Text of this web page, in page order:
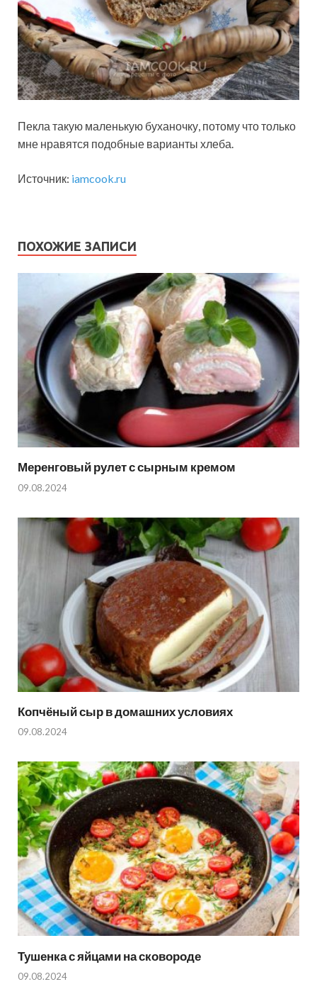
Пекла такую маленькую буханочку, потому что только
мне нравятся подобные варианты хлеба.
Источник: iamcook.ru
ПОХОЖИЕ ЗАПИСИ
Меренговый рулет с сырным кремом
09.08.2024
Копчёный сыр в домашних условиях
09.08.2024
Тушенка с яйцами на сковороде
09.08.2024